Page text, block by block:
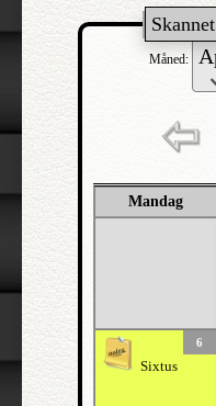
Skannet
Måned:
Mandag
6
Sixtus